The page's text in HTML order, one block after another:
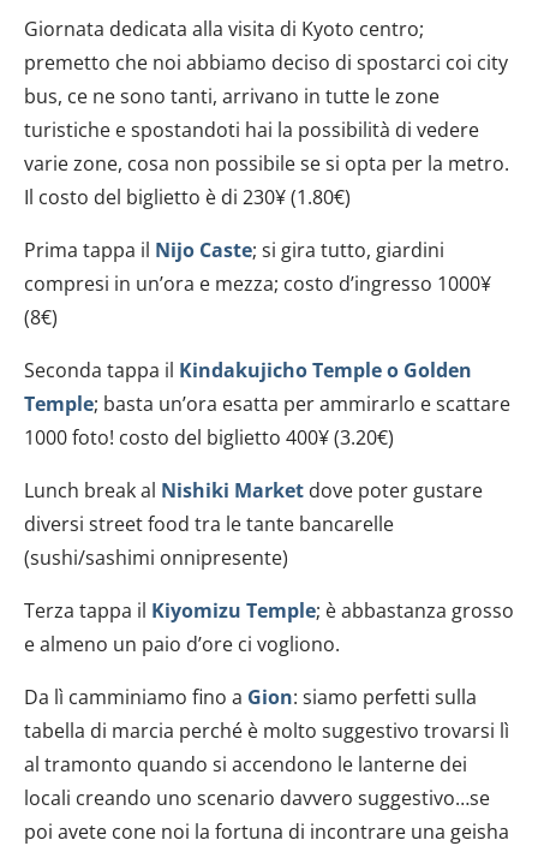
Giornata dedicata alla visita di Kyoto centro;
premetto che noi abbiamo deciso di spostarci coi city
bus, ce ne sono tanti, arrivano in tutte le zone
turistiche e spostandoti hai la possibilità di vedere
varie zone, cosa non possibile se si opta per la metro.
Il costo del biglietto è di 230¥ (1.80€)
Prima tappa il Nijo Caste; si gira tutto, giardini
compresi in un’ora e mezza; costo d’ingresso 1000¥
(8€)
Seconda tappa il Kindakujicho Temple o Golden
Temple; basta un’ora esatta per ammirarlo e scattare
1000 foto! costo del biglietto 400¥ (3.20€)
Lunch break al Nishiki Market dove poter gustare
diversi street food tra le tante bancarelle
(sushi/sashimi onnipresente)
Terza tappa il Kiyomizu Temple; è abbastanza grosso
e almeno un paio d’ore ci vogliono.
Da lì camminiamo fino a Gion: siamo perfetti sulla
tabella di marcia perché è molto suggestivo trovarsi lì
al tramonto quando si accendono le lanterne dei
locali creando uno scenario davvero suggestivo…se
poi avete cone noi la fortuna di incontrare una geisha